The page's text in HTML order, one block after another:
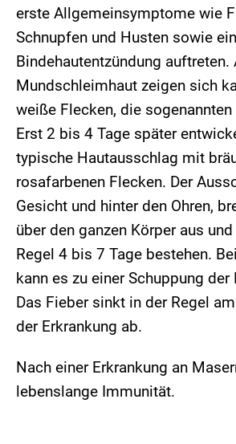
erste Allgemeinsymptome wie
Schnupfen und Husten sowie
Bindehautentzündung auftreten.
Mundschleimhaut zeigen sich
weiße Flecken, die
Erst 2 bis 4 Tage später
typische Hautausschlag mit
rosafarbenen Flecken. Der
Gesicht und hinter den Ohren,
über den ganzen Körper aus
Regel 4 bis 7 Tage bestehen.
kann es zu einer Schuppung
Das Fieber sinkt in der Regel
der Erkrankung ab.
Nach einer Erkrankung an
lebenslange Immunität.